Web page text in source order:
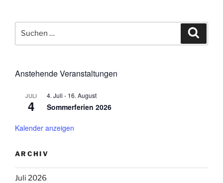
nach:
Anstehende Veranstaltungen
JULI
4
4. Juli - 16. August
Sommerferien 2026
Kalender anzeigen
ARCHIV
Juli 2026